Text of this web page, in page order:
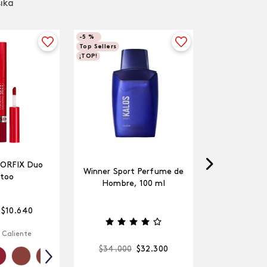
Duo
$10 .640
Caliente
-5 %
Top Sellers
¡TOP!
Winner Sport Perfume de
Hombre, 100 ml
$34.000 $32 .300